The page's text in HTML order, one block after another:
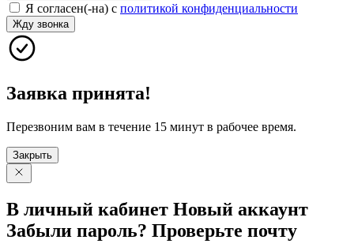
Я согласен(-на) с политикой конфиденциальности
Жду звонка
Заявка принята!
Перезвоним вам в течение 15 минут в рабочее время.
Закрыть
В личный кабинет Новый аккаунт
Забыли пароль? Проверьте почту